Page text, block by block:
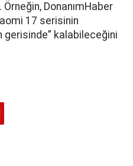
Örneğin, DonanımHaber
17 serisinin
gerisinde” kalabileceğini